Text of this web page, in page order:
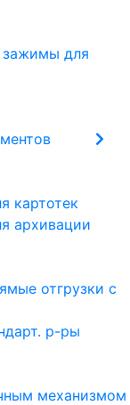
зажимы для
картотек
архивации
отгрузки с
р-ры
механизмом